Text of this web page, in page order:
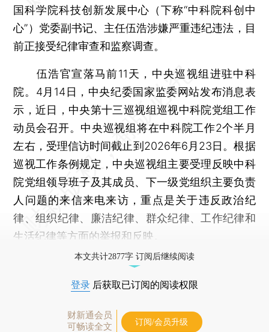
国科学院科技创新发展中心（下称“中科院科创中
心”）党委副书记、主任伍浩涉嫌严重违纪违法，目
前正接受纪律审查和监察调查。
伍浩官宣落马前11天，中央巡视组进驻中科
院。4月14日，中央纪委国家监委网站发布消息表
示，近日，中央第十三巡视组巡视中科院党组工作
动员会召开。中央巡视组将在中科院工作2个半月
左右，受理信访时间截止到2026年6月23日。根据
巡视工作条例规定，中央巡视组主要受理反映中科
院党组领导班子及其成员、下一级党组织主要负责
人问题的来信来电来访，重点是关于违反政治纪
律、组织纪律、廉洁纪律、群众纪律、工作纪律和
生活纪律等方面的举报和反映。
本文共计2877字 订阅后继续阅读
登录 后获取已订阅的阅读权限
财新通会员
可畅读全文
订阅/会员升级